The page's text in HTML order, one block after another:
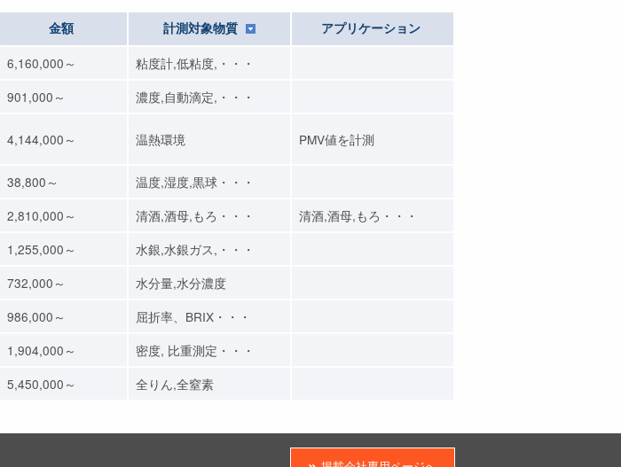
金額 計測対象物質 アプリケーション
6,160,000～
粘度計,低粘度,・・・
901,000～
濃度,自動滴定,・・・
4,144,000～ 温熱環境 PMV値を計測
38,800～
温度,湿度,黒球・・・
2,810,000～ 清酒,酒母,もろ・・・
清酒,酒母,もろ・・・
1,255,000～
水銀,水銀ガス,・・・
732,000～
水分量,水分濃度
986,000～
屈折率、BRIX・・・
1,904,000～
密度, 比重測定・・・
5,450,000～ 全りん,全窒素